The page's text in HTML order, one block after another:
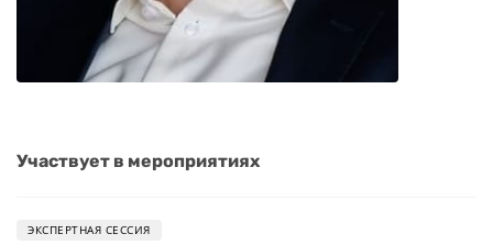
Участвует в мероприятиях
ЭКСПЕРТНАЯ СЕССИЯ